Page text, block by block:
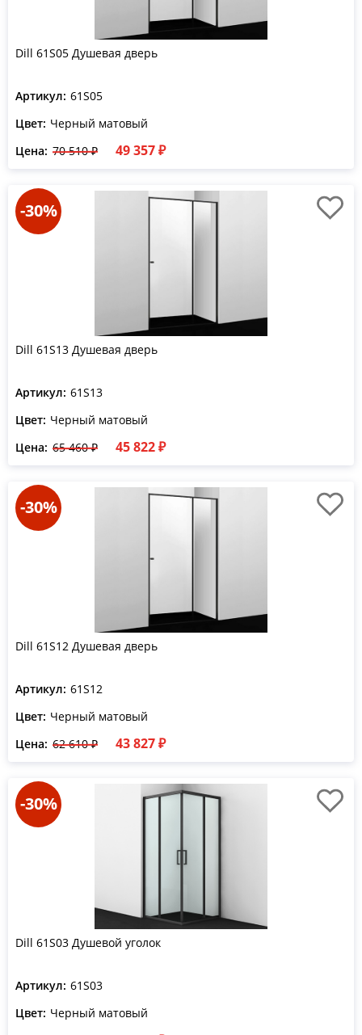
Dill 61S05 Душевая дверь
Артикул: 61S05
Цвет: Черный матовый
Цена: 70 510 ₽ 49 357 ₽
-30%
Dill 61S13 Душевая дверь
Артикул: 61S13
Цвет: Черный матовый
Цена: 65 460 ₽ 45 822 ₽
-30%
Dill 61S12 Душевая дверь
Артикул: 61S12
Цвет: Черный матовый
Цена: 62 610 ₽ 43 827 ₽
-30%
Dill 61S03 Душевой уголок
Артикул: 61S03
Цвет: Черный матовый